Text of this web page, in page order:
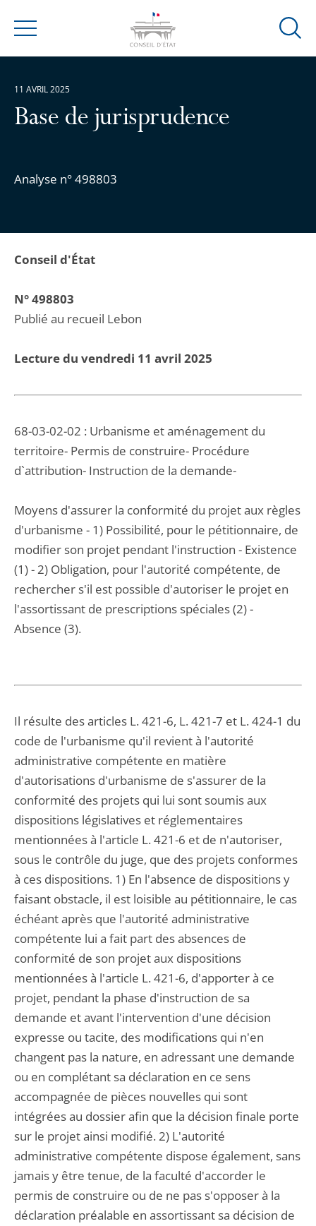
Menu
Ouvrir
Base de jurisprudence
Analyse n° 498803
11 AVRIL 2025
Conseil d'État
N° 498803
Publié au recueil Lebon
Lecture du vendredi 11 avril 2025
68-03-02-02 : Urbanisme et aménagement du
territoire- Permis de construire- Procédure
d`attribution- Instruction de la demande-
Moyens d'assurer la conformité du projet aux règles
d'urbanisme - 1) Possibilité, pour le pétitionnaire, de
modifier son projet pendant l'instruction - Existence
(1) - 2) Obligation, pour l'autorité compétente, de
rechercher s'il est possible d'autoriser le projet en
l'assortissant de prescriptions spéciales (2) -
Absence (3).
Il résulte des articles L. 421-6, L. 421-7 et L. 424-1 du
code de l'urbanisme qu'il revient à l'autorité
administrative compétente en matière
d'autorisations d'urbanisme de s'assurer de la
conformité des projets qui lui sont soumis aux
dispositions législatives et réglementaires
mentionnées à l'article L. 421-6 et de n'autoriser,
sous le contrôle du juge, que des projets conformes
à ces dispositions. 1) En l'absence de dispositions y
faisant obstacle, il est loisible au pétitionnaire, le cas
échéant après que l'autorité administrative
compétente lui a fait part des absences de
conformité de son projet aux dispositions
mentionnées à l'article L. 421-6, d'apporter à ce
projet, pendant la phase d'instruction de sa
demande et avant l'intervention d'une décision
expresse ou tacite, des modifications qui n'en
changent pas la nature, en adressant une demande
ou en complétant sa déclaration en ce sens
accompagnée de pièces nouvelles qui sont
intégrées au dossier afin que la décision finale porte
sur le projet ainsi modifié. 2) L'autorité
administrative compétente dispose également, sans
jamais y être tenue, de la faculté d'accorder le
permis de construire ou de ne pas s'opposer à la
déclaration préalable en assortissant sa décision de